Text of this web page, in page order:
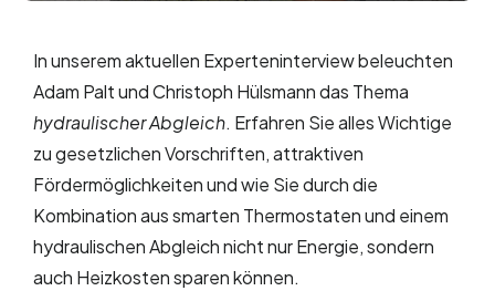
In unserem aktuellen Experteninterview beleuchten
Adam Palt und Christoph Hülsmann das Thema
hydraulischer Abgleich. Erfahren Sie alles Wichtige
zu gesetzlichen Vorschriften, attraktiven
Fördermöglichkeiten und wie Sie durch die
Kombination aus smarten Thermostaten und einem
hydraulischen Abgleich nicht nur Energie, sondern
auch Heizkosten sparen können.